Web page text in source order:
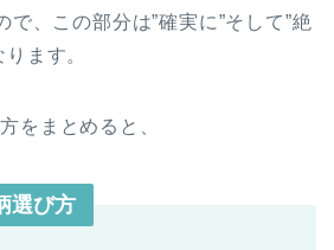
、この部分は”確実に”そして”絶
ます。
をまとめると、
選び方